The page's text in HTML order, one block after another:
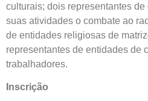
culturais; dois representantes
suas atividades o combate ao
de entidades religiosas de
representantes de entidades de
trabalhadores.
Inscrição